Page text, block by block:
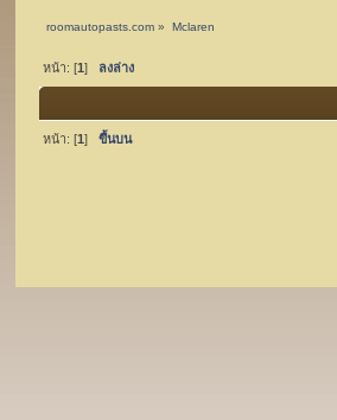
roomautopasts.com » Mclaren
หน้า: [1] ลงล่าง
หน้า: [1 ] ขึ้นบน